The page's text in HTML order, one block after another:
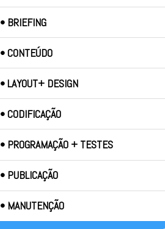
• BRIEFING
• CONTEÚDO
• LAYOUT+ DESIGN
• CODIFICAÇÃO
• PROGRAMAÇÃO + TESTES
• PUBLICAÇÃO
• MANUTENÇÃO